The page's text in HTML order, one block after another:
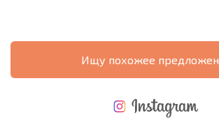
Ищу похожее